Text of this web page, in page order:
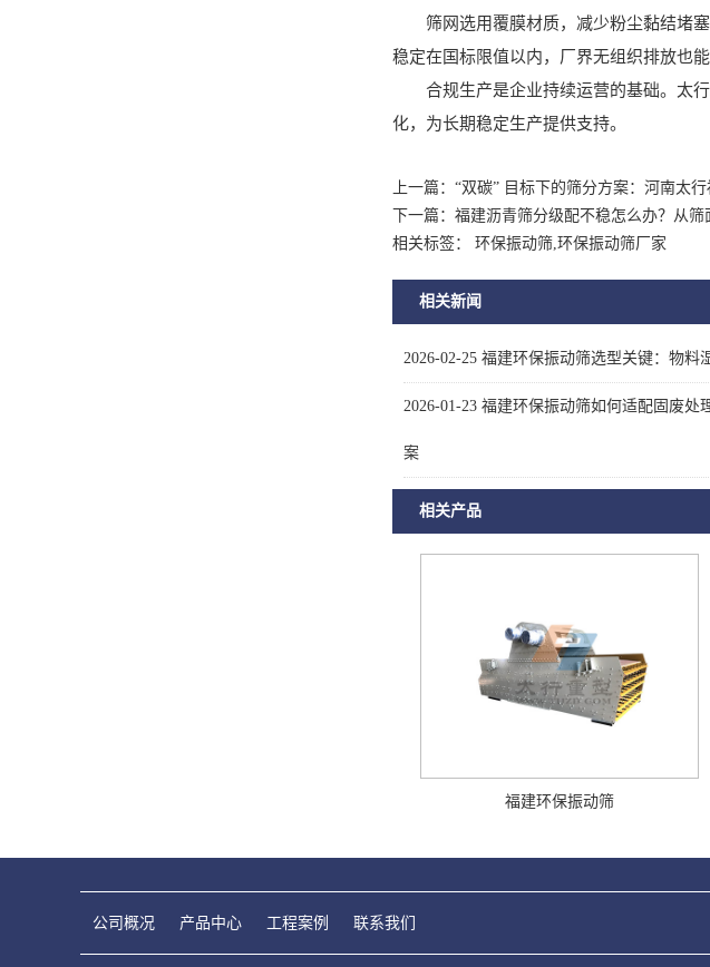
筛网选用覆膜材质，减少粉尘黏结堵塞
稳定在国标限值以内，厂界无组织排放也能
合规生产是企业持续运营的基础。太行
化，为长期稳定生产提供支持。
上一篇： “双碳” 目标下的筛分方案：河南太
下一篇： 福建沥青筛分级配不稳怎么办？从
相关标签： 环保振动筛,环保振动筛厂家
相关新闻
2026-02-25 福建环保振动筛选型关键：物料
2026-01-23 福建环保振动筛如何适配固废处
案
相关产品
福建环保振动筛
公司概况 产品中心 工程案例 联系我们